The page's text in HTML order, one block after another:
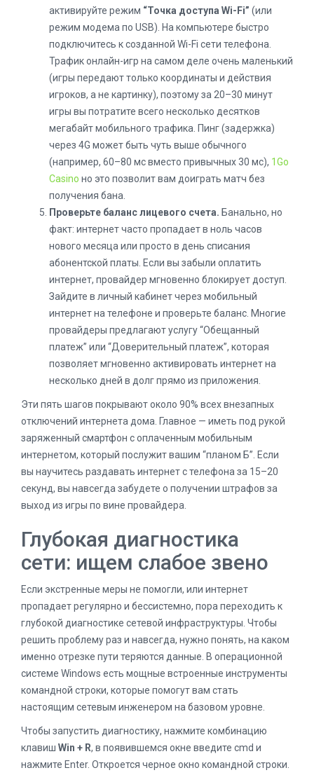
активируйте режим “Точка доступа Wi-Fi” (или
режим модема по USB). На компьютере быстро
подключитесь к созданной Wi-Fi сети телефона.
Трафик онлайн-игр на самом деле очень маленький
(игры передают только координаты и действия
игроков, а не картинку), поэтому за 20–30 минут
игры вы потратите всего несколько десятков
мегабайт мобильного трафика. Пинг (задержка)
через 4G может быть чуть выше обычного
(например, 60–80 мс вместо привычных 30 мс), 1Go
Casino но это позволит вам доиграть матч без
получения бана.
Проверьте баланс лицевого счета. Банально, но
факт: интернет часто пропадает в ноль часов
нового месяца или просто в день списания
абонентской платы. Если вы забыли оплатить
интернет, провайдер мгновенно блокирует доступ.
Зайдите в личный кабинет через мобильный
интернет на телефоне и проверьте баланс. Многие
провайдеры предлагают услугу “Обещанный
платеж” или “Доверительный платеж”, которая
позволяет мгновенно активировать интернет на
несколько дней в долг прямо из приложения.
Эти пять шагов покрывают около 90% всех внезапных
отключений интернета дома. Главное — иметь под рукой
заряженный смартфон с оплаченным мобильным
интернетом, который послужит вашим “планом Б”. Если
вы научитесь раздавать интернет с телефона за 15–20
секунд, вы навсегда забудете о получении штрафов за
выход из игры по вине провайдера.
Глубокая диагностика
сети: ищем слабое звено
Если экстренные меры не помогли, или интернет
пропадает регулярно и бессистемно, пора переходить к
глубокой диагностике сетевой инфраструктуры. Чтобы
решить проблему раз и навсегда, нужно понять, на каком
именно отрезке пути теряются данные. В операционной
системе Windows есть мощные встроенные инструменты
командной строки, которые помогут вам стать
настоящим сетевым инженером на базовом уровне.
Чтобы запустить диагностику, нажмите комбинацию
клавиш Win + R, в появившемся окне введите cmd и
нажмите Enter. Откроется черное окно командной строки.